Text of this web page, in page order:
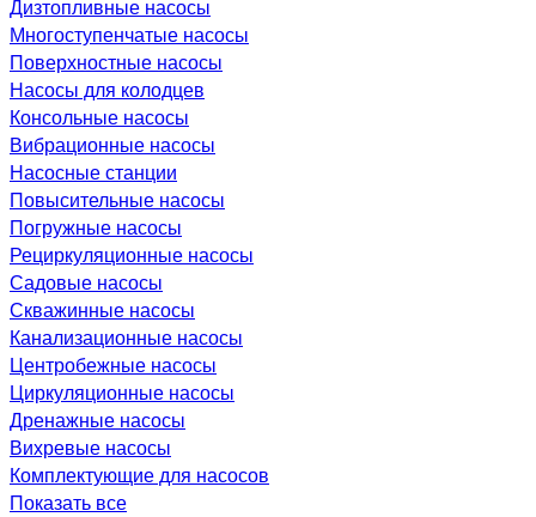
Дизтопливные насосы
Многоступенчатые насосы
Поверхностные насосы
Насосы для колодцев
Консольные насосы
Вибрационные насосы
Насосные станции
Повысительные насосы
Погружные насосы
Рециркуляционные насосы
Садовые насосы
Скважинные насосы
Канализационные насосы
Центробежные насосы
Циркуляционные насосы
Дренажные насосы
Вихревые насосы
Комплектующие для насосов
Показать все